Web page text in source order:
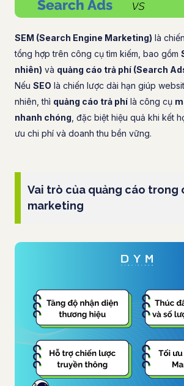
SEM (Search Engine Marketing) là
tổng hợp trên công cụ tìm kiếm, bao gồm
nhiên) và quảng cáo trả phí (Search
Nếu SEO là chiến lược dài hạn giúp
nhiên, thì quảng cáo trả phí là công cụ
nhanh chóng , đặc biệt hiệu quả khi kết
ưu chi phí và doanh thu bền vững.
Vai trò của quảng cáo trong
marketing